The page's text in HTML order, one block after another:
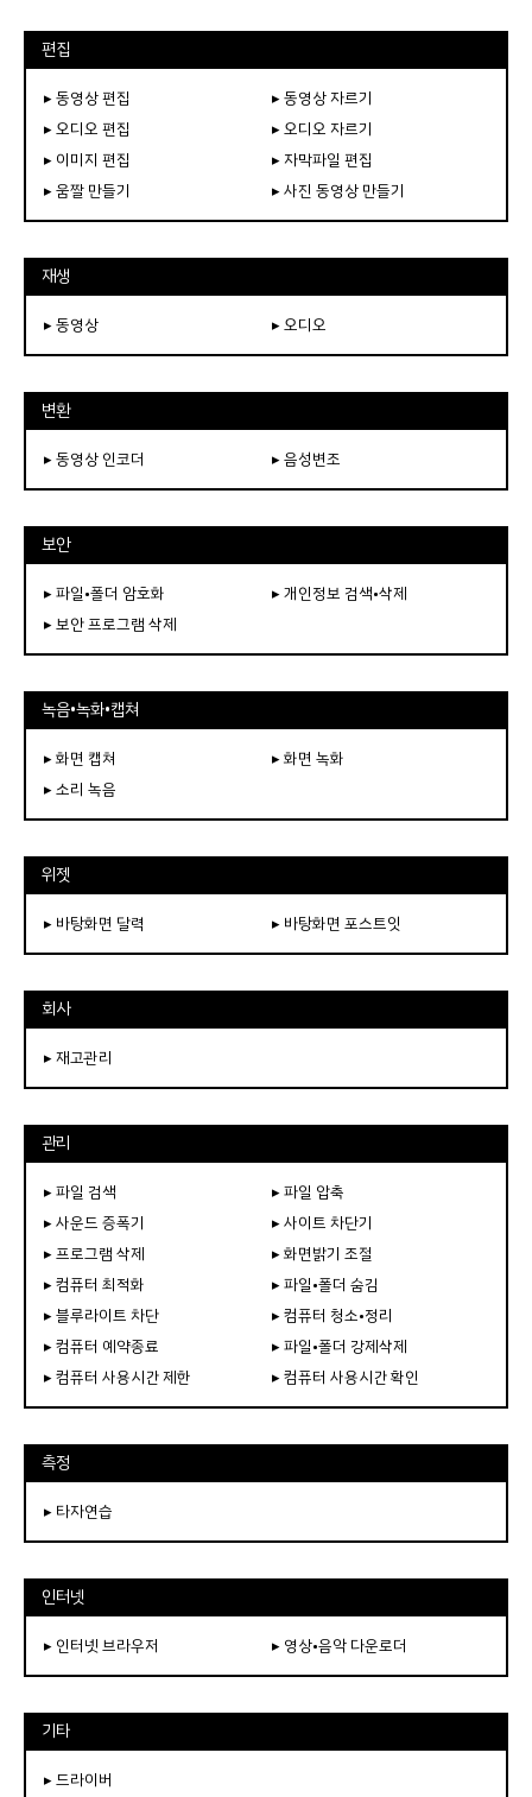
편집
▸ 동영상 편집
▸ 동영상 자르기
▸ 오디오 편집
▸ 오디오 자르기
▸ 이미지 편집
▸ 자막파일 편집
▸ 움짤 만들기
▸ 사진 동영상 만들기
재생
▸ 동영상 ▸ 오디오
변환
▸ 동영상 인코더 ▸ 음성변조
보안
▸ 파일•폴더 암호화
▸ 개인정보 검색•삭제
▸ 보안 프로그램 삭제
녹음•녹화•캡쳐
▸ 화면 캡쳐
▸ 화면 녹화
▸ 소리 녹음
위젯
▸ 바탕화면 달력 ▸ 바탕화면 포스트잇
회사
▸ 재고관리
관리
▸ 파일 검색
▸ 파일 압축
▸ 사운드 증폭기
▸ 사이트 차단기
▸ 프로그램 삭제
▸ 화면밝기 조절
▸ 컴퓨터 최적화
▸ 파일•폴더 숨김
▸ 블루라이트 차단
▸ 컴퓨터 청소•정리
▸ 컴퓨터 예약종료
▸ 파일•폴더 강제삭제
▸ 컴퓨터 사용시간 제한
▸ 컴퓨터 사용시간 확인
측정
▸ 타자연습
인터넷
▸ 인터넷 브라우저 ▸ 영상•음악 다운로더
기타
▸ 드라이버